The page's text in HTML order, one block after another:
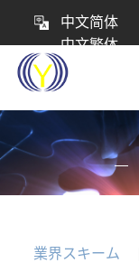
中文简体
中文繁体
業界スキーム